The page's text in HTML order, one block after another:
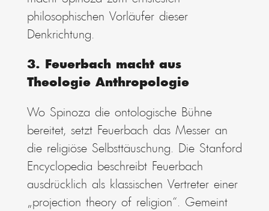
philosophischen Vorläufer dieser
Denkrichtung.
3. Feuerbach macht aus
Theologie Anthropologie
Wo Spinoza die ontologische Bühne
bereitet, setzt Feuerbach das Messer an
die religiöse Selbsttäuschung. Die Stanford
Encyclopedia beschreibt Feuerbach
ausdrücklich als klassischen Vertreter einer
„projection theory of religion“. Gemeint